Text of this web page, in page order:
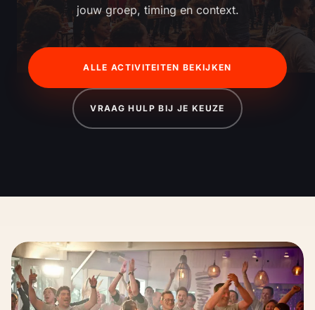
jouw groep, timing en context.
ALLE ACTIVITEITEN BEKIJKEN
VRAAG HULP BIJ JE KEUZE